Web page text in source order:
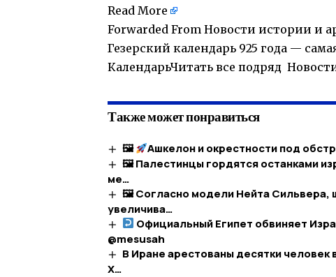
Read More
Forwarded From Новости истории и
Гезерский календарь 925 года —
КалендарьЧитать все подряд
Также может понравиться
🖼
Ашкелон и окрестности под
🖼 Палестинцы гордятся останками
ме…
🖼 Согласно модели Нейта Сильвера,
увеличива…
Официальный Египет обвиняет
@mesusah
В Иране арестованы десятки
Х…